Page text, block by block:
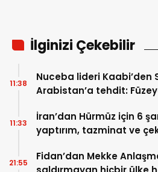
İlginizi Çekebilir
Nuceba lideri Kaabi’den
Arabistan’a tehdit:
11:38
İran’dan Hürmüz için 6
yaptırım, tazminat ve
11:33
Fidan’dan Mekke Anlaşması
21:55